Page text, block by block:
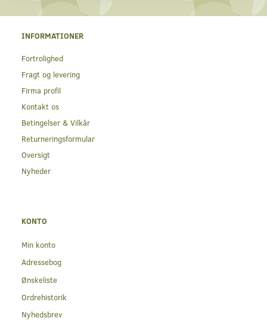
INFORMATIONER
Fortrolighed
Fragt og levering
Firma profil
Kontakt os
Betingelser & Vilkår
Returneringsformular
Oversigt
Nyheder
KONTO
Min konto
Adressebog
Ønskeliste
Ordrehistorik
Nyhedsbrev